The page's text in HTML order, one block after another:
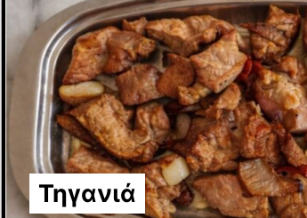
Τηγανιά